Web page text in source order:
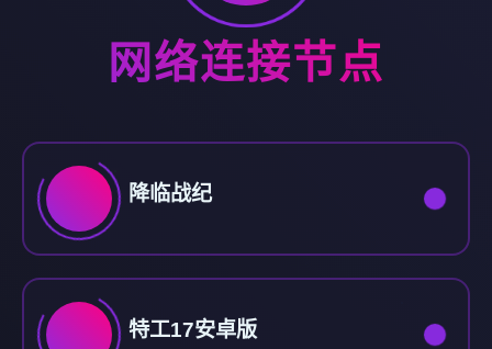
网络连接节点
降临战纪
特工17安卓版